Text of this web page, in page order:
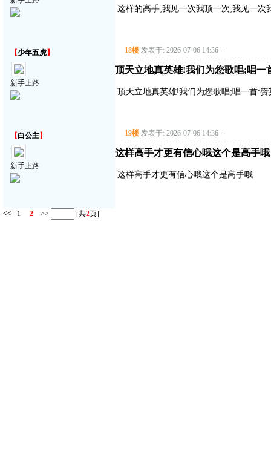
这样的高手,我见一次我顶一次,我见一次
【少年五虎】
新手上路
18楼 发表于: 2026-07-06 14:36---
顶天立地真英雄!我们为您歌唱;唱一
顶天立地真英雄!我们为您歌唱;唱一首:
【白公主】
新手上路
19楼 发表于: 2026-07-06 14:36---
这样高手才更有信心哦这个是高手哦
这样高手才更有信心哦这个是高手哦
<< 1 2 >> [共2页]